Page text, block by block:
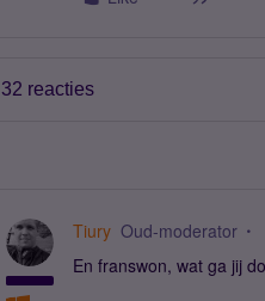
32 reacties
Tiury Oud-moderator
En franswon, wat ga jij